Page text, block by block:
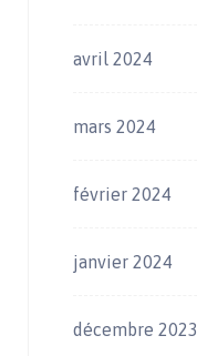
avril 2024
mars 2024
février 2024
janvier 2024
décembre 2023